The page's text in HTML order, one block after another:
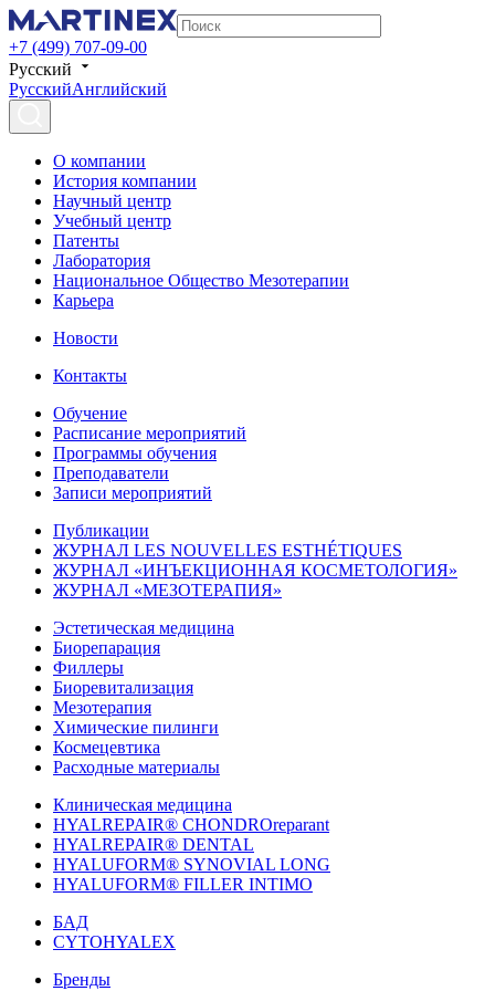
+7 (499) 707-09-00
Русский
РусскийАнглийский
О компании
История компании
Научный центр
Учебный центр
Патенты
Лаборатория
Национальное Общество Мезотерапии
Карьера
Новости
Контакты
Обучение
Расписание мероприятий
Программы обучения
Преподаватели
Записи мероприятий
Публикации
ЖУРНАЛ LES NOUVELLES ESTHÉTIQUES
ЖУРНАЛ «ИНЪЕКЦИОННАЯ КОСМЕТОЛОГИЯ»
ЖУРНАЛ «МЕЗОТЕРАПИЯ»
Эстетическая медицина
Биорепарация
Филлеры
Биоревитализация
Мезотерапия
Химические пилинги
Космецевтика
Расходные материалы
Клиническая медицина
HYALREPAIR® CHONDROreparant
HYALREPAIR® DENTAL
HYALUFORM® SYNOVIAL LONG
HYALUFORM® FILLER INTIMO
БАД
CYTOHYALEX
Бренды